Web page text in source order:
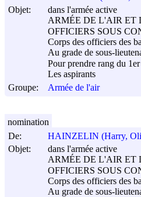
Objet:
dans l'armée active
ARMÉE DE L'AIR ET
OFFICIERS SOUS
Corps des officiers des
Au grade de sous-
Pour prendre rang du
Les aspirants
Groupe:
Armée de l'air
De:
HAINZELIN (Harry,
Objet:
dans l'armée active
ARMÉE DE L'AIR ET
OFFICIERS SOUS
Corps des officiers des
Au grade de sous-
nomination